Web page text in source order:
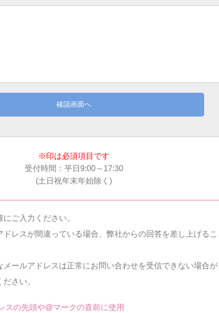
確認画面へ
※印は必須項目です
受付時間：平日9:00～17:30
(土日祝年末年始除く)
ご入力ください。
レスが間違っている場合、弊社からの回答を差し上げるこ
ールアドレスは正常にお問い合わせを受信できない場合が
さい。
の先頭や@マークの直前に使用